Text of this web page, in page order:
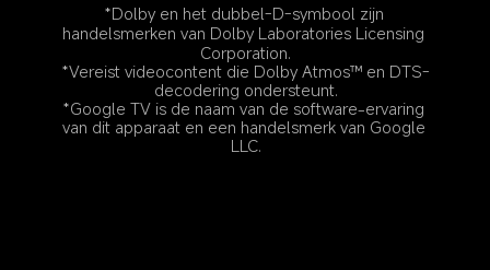
*Dolby en het dubbel-D-symbool zijn
handelsmerken van Dolby Laboratories Licensing
Corporation.
*Vereist videocontent die Dolby Atmos™ en DTS-
decodering ondersteunt.
*Google TV is de naam van de software-ervaring
van dit apparaat en een handelsmerk van Google
LLC.